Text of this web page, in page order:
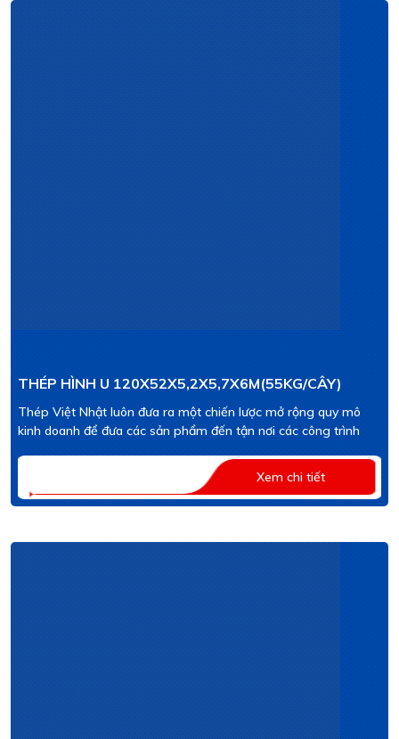
THÉP HÌNH U 120X52X5,2X5,7X6M(55KG/CÂY)
Thép Việt Nhật luôn đưa ra một chiến lược mở rộng quy mô
kinh doanh để đưa các sản phẩm đến tận nơi các công trình
Xem chi tiết